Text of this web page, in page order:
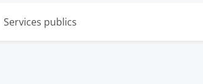
Services publics